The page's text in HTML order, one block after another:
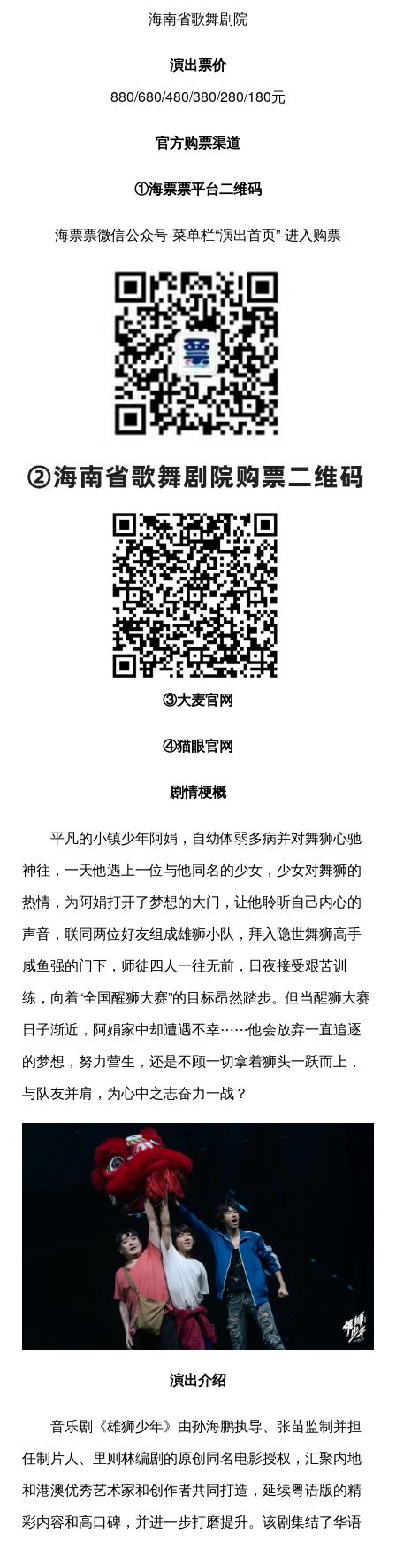
海南省歌舞剧院
演出票价
880/680/480/380/280/180元
官方购票渠道
①海票票平台二维码
海票票微信公众号-菜单栏“演出首页”-进入购票
③大麦官网
④猫眼官网
剧情梗概
平凡的小镇少年阿娟，自幼体弱多病并对舞狮心驰
神往，一天他遇上一位与他同名的少女，少女对舞狮的
热情，为阿娟打开了梦想的大门，让他聆听自己内心的
声音，联同两位好友组成雄狮小队，拜入隐世舞狮高手
咸鱼强的门下，师徒四人一往无前，日夜接受艰苦训
练，向着“全国醒狮大赛”的目标昂然踏步。但当醒狮大赛
日子渐近，阿娟家中却遭遇不幸⋯⋯他会放弃一直追逐
的梦想，努力营生，还是不顾一切拿着狮头一跃而上，
与队友并肩，为心中之志奋力一战？
演出介绍
音乐剧《雄狮少年》由孙海鹏执导、张苗监制并担
任制片人、里则林编剧的原创同名电影授权，汇聚内地
和港澳优秀艺术家和创作者共同打造，延续粤语版的精
彩内容和高口碑，并进一步打磨提升。该剧集结了华语